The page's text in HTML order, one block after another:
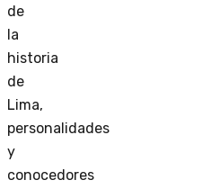
de
la
historia
de
Lima,
personalidades
y
conocedores